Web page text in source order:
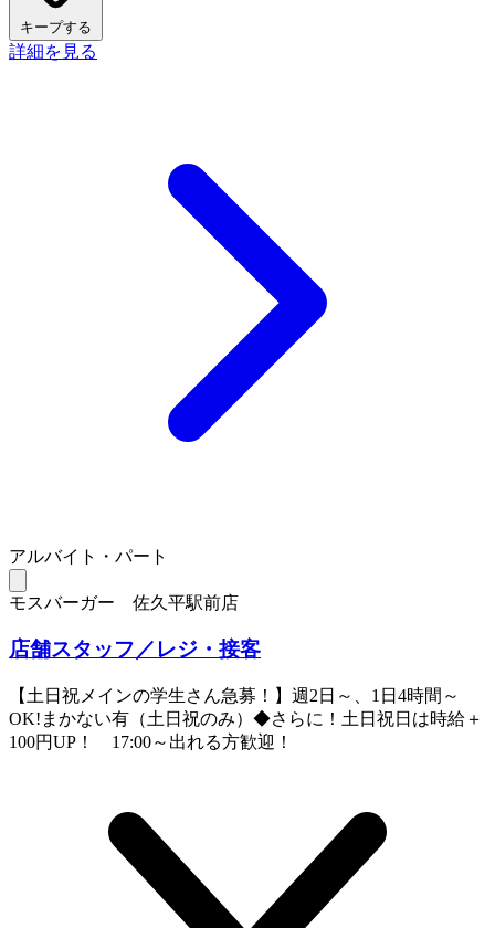
キープする
詳細を見る
アルバイト・パート
モスバーガー 佐久平駅前店
店舗スタッフ／レジ・接客
【土日祝メインの学生さん急募！】週2日～、1日4時間～
OK!まかない有（土日祝のみ）◆さらに！土日祝日は時給＋
100円UP！ 17:00～出れる方歓迎！